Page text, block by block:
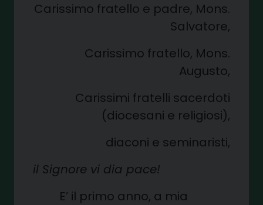
Carissimo fratello e padre, Mons.
Salvatore,
Carissimo fratello, Mons.
Augusto,
Carissimi fratelli sacerdoti
(diocesani e religiosi),
diaconi e seminaristi,
il Signore vi dia pace!
E’ il primo anno, a mia